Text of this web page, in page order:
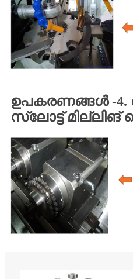
ഉപകരണങ്ങൾ -4.
സ്ലോട്ട് മില്ലിങ്